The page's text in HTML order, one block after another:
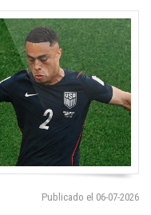
Publicado el 06-07-2026